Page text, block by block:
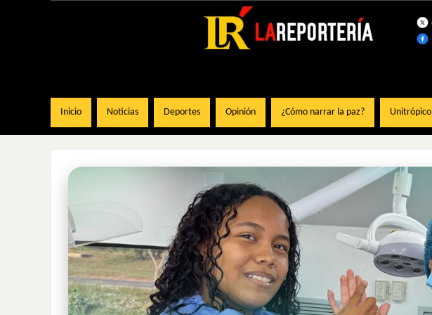
Inicio Noticias Deportes Opinión ¿Cómo narrar la paz? Unitrópico